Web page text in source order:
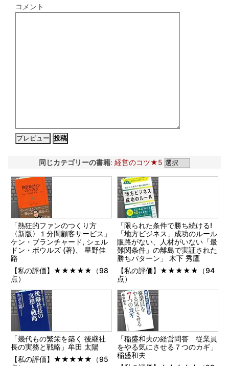
コメント
同じカテゴリーの書籍: 経営のコツ★5
「熱狂的ファンのつくり方
〈新版〉１分間顧客サービス」
ケン・ブランチャード, シェル
ドン・ボウルズ (著)、 星野佳
路
【私の評価】★★★★★（98
点）
「限られた条件で勝ち続ける!
「地方ビジネス」成功のルール
販路がない、人材がいない「最
難関条件」の離島で実証された
勝ちパターン」 木下 秀鷹
【私の評価】★★★★★（94
点）
「幾代もの繁栄を築く 後継社
長の実務と戦略」牟田 太陽
【私の評価】★★★★★（95
「稲盛和夫の経営問答 従業員
をやる気にさせる７つのカギ」
稲盛和夫